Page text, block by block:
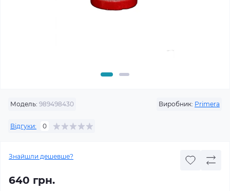
Модель: 989498430 Виробник: Primera
Відгуки: 0
Знайшли дешевше?
640 грн.